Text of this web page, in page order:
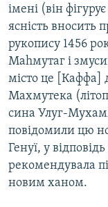
імені (він
ясність вносить
рукопису 1456
Маhмутаг і
місто це [Каффа]
Махмутека
сина Улуг-
повідомили цю
Генуї, у
рекомендувала
новим ханом.